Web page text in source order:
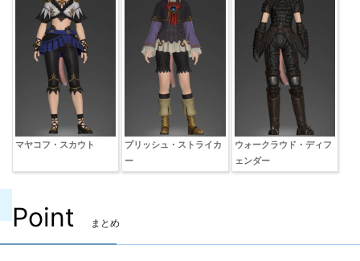
マヤコフ・スカウト
プリッシュ・ストライカ
ー
ウォークラウド・ディフ
ェンダー
Point まとめ